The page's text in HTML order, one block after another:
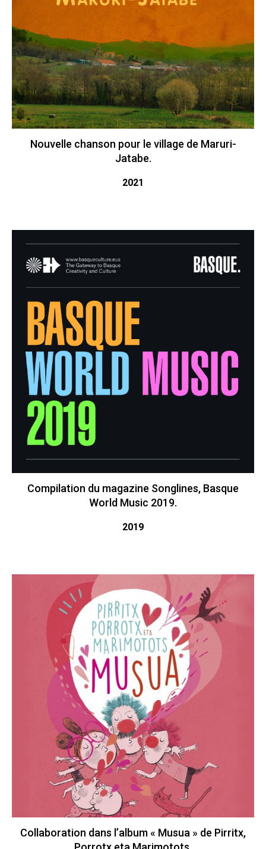
Nouvelle chanson pour le village de Maruri-
Jatabe.
2021
Compilation du magazine Songlines, Basque
World Music 2019.
2019
Collaboration dans l’album « Musua » de Pirritx,